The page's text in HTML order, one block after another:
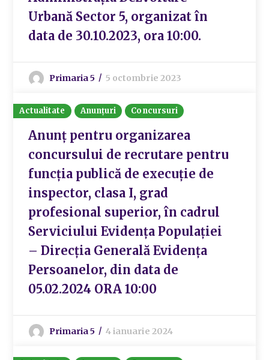
Urbană Sector 5, organizat în
data de 30.10.2023, ora 10:00.
Primaria 5 5 octombrie 2023
Actualitate Anunțuri Concursuri
Anunț pentru organizarea
concursului de recrutare pentru
funcția publică de execuție de
inspector, clasa I, grad
profesional superior, în cadrul
Serviciului Evidența Populației
– Direcția Generală Evidența
Persoanelor, din data de
05.02.2024 ORA 10:00
Primaria 5 4 ianuarie 2024